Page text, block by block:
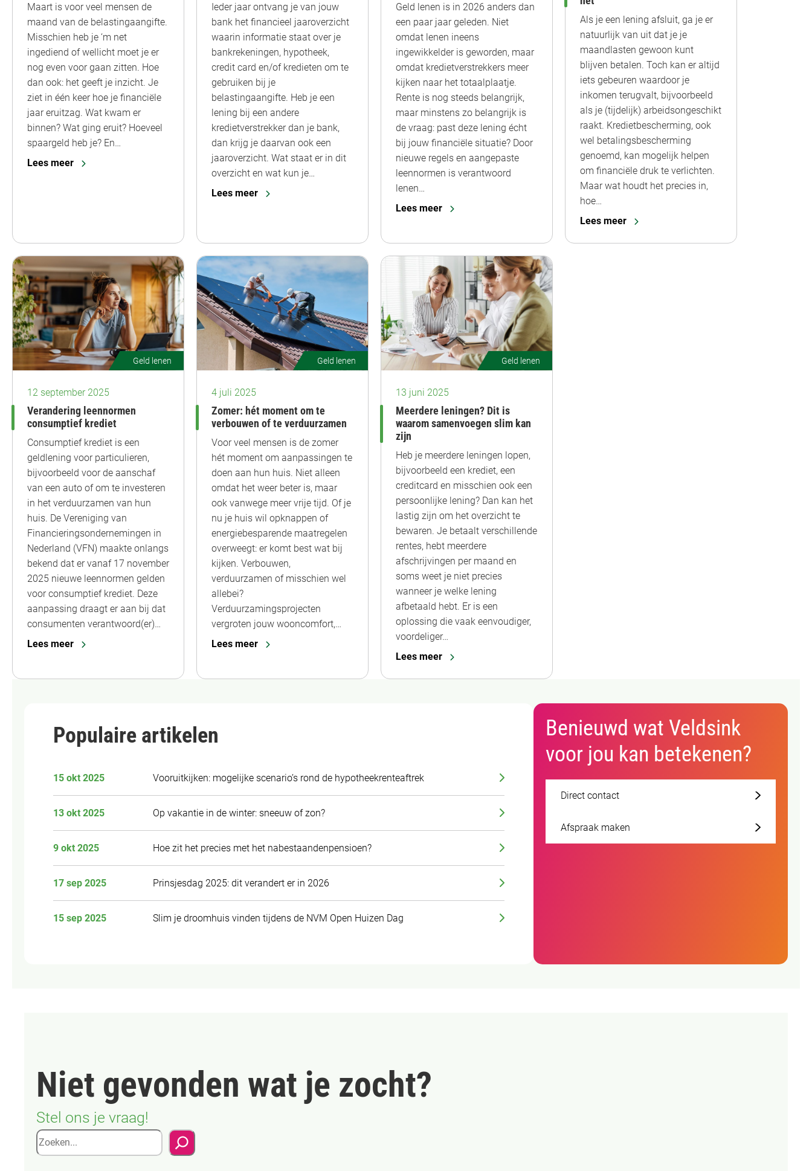
Maart is voor veel mensen de
maand van de belastingaangifte.
Misschien heb je ‘m net
ingediend of wellicht moet je er
nog even voor gaan zitten. Hoe
dan ook: het geeft je inzicht. Je
ziet in één keer hoe je financiële
jaar eruitzag. Wat kwam er
binnen? Wat ging eruit? Hoeveel
spaargeld heb je? En…
Lees meer
Ieder jaar ontvang je van jouw
bank het financieel jaaroverzicht
waarin informatie staat over je
bankrekeningen, hypotheek,
credit card en/of kredieten om te
gebruiken bij je
belastingaangifte. Heb je een
lening bij een andere
kredietverstrekker dan je bank,
dan krijg je daarvan ook een
jaaroverzicht. Wat staat er in dit
overzicht en wat kun je…
Lees meer
Geld lenen is in 2026 anders dan
een paar jaar geleden. Niet
omdat lenen ineens
ingewikkelder is geworden, maar
omdat kredietverstrekkers meer
kijken naar het totaalplaatje.
Rente is nog steeds belangrijk,
maar minstens zo belangrijk is
de vraag: past deze lening écht
bij jouw financiële situatie? Door
nieuwe regels en aangepaste
leennormen is verantwoord
lenen…
Lees meer
Als je een lening afsluit, ga je er
natuurlijk van uit dat je je
maandlasten gewoon kunt
blijven betalen. Toch kan er altijd
iets gebeuren waardoor je
inkomen terugvalt, bijvoorbeeld
als je (tijdelijk) arbeidsongeschikt
raakt. Kredietbescherming, ook
wel betalingsbescherming
genoemd, kan mogelijk helpen
om financiële druk te verlichten.
Maar wat houdt het precies in,
hoe…
Lees meer
Geld lenen
12 september 2025
Verandering leennormen
consumptief krediet
Consumptief krediet is een
geldlening voor particulieren,
bijvoorbeeld voor de aanschaf
van een auto of om te investeren
in het verduurzamen van hun
huis. De Vereniging van
Financieringsondernemingen in
Nederland (VFN) maakte onlangs
bekend dat er vanaf 17 november
2025 nieuwe leennormen gelden
voor consumptief krediet. Deze
aanpassing draagt er aan bij dat
consumenten verantwoord(er)…
Lees meer
Geld lenen
4 juli 2025
Zomer: hét moment om te
verbouwen of te verduurzamen
Voor veel mensen is de zomer
hét moment om aanpassingen te
doen aan hun huis. Niet alleen
omdat het weer beter is, maar
ook vanwege meer vrije tijd. Of je
nu je huis wil opknappen of
energiebesparende maatregelen
overweegt: er komt best wat bij
kijken. Verbouwen,
verduurzamen of misschien wel
allebei?
Verduurzamingsprojecten
vergroten jouw wooncomfort,…
Lees meer
Geld lenen
13 juni 2025
Meerdere leningen? Dit is
waarom samenvoegen slim kan
zijn
Heb je meerdere leningen lopen,
bijvoorbeeld een krediet, een
creditcard en misschien ook een
persoonlijke lening? Dan kan het
lastig zijn om het overzicht te
bewaren. Je betaalt verschillende
rentes, hebt meerdere
afschrijvingen per maand en
soms weet je niet precies
wanneer je welke lening
afbetaald hebt. Er is een
oplossing die vaak eenvoudiger,
voordeliger…
Lees meer
Populaire artikelen
15 okt 2025 Vooruitkijken: mogelijke scenario’s rond de hypotheekrenteaftrek
13 okt 2025 Op vakantie in de winter: sneeuw of zon?
9 okt 2025 Hoe zit het precies met het nabestaandenpensioen?
17 sep 2025 Prinsjesdag 2025: dit verandert er in 2026
15 sep 2025 Slim je droomhuis vinden tijdens de NVM Open Huizen Dag
Benieuwd wat Veldsink
voor jou kan betekenen?
Direct contact
Afspraak maken
Niet gevonden wat je zocht?
Stel ons je vraag!
Zoeken